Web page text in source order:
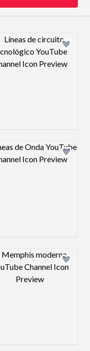
Design preview
Design preview
Design preview